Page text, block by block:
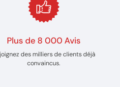
Plus de 8 000 Avis
des milliers de clients déjà
convaincus.